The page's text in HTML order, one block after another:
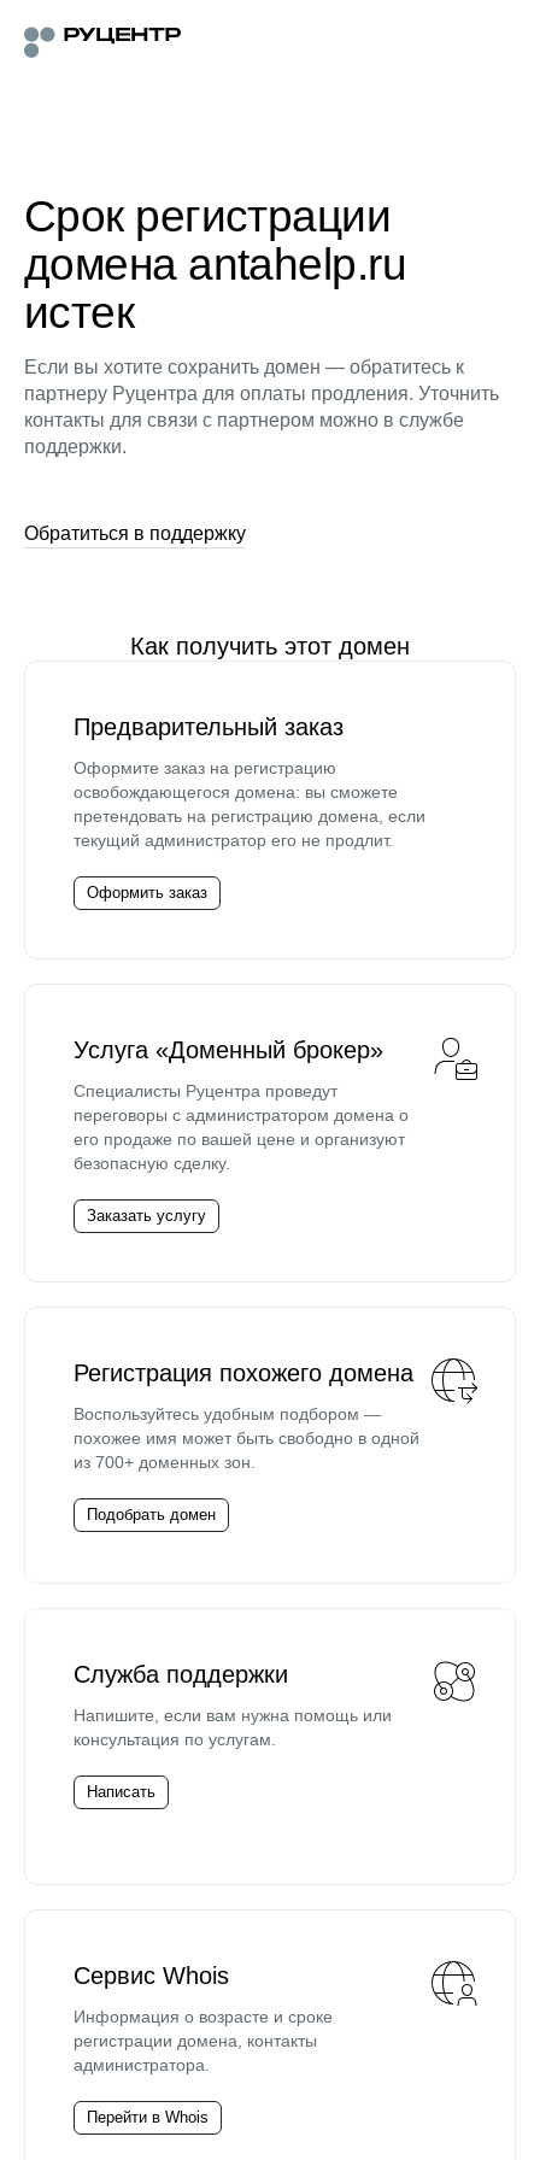
Срок регистрации
домена antahelp.ru
истек
Если вы хотите сохранить домен — обратитесь к
партнеру Руцентра для оплаты продления. Уточнить
контакты для связи с партнером можно в службе
поддержки.
Обратиться в поддержку
Как получить этот домен
Предварительный заказ
Оформите заказ на регистрацию
освобождающегося домена: вы сможете
претендовать на регистрацию домена, если
текущий администратор его не продлит.
Оформить заказ
Услуга «Доменный брокер»
Специалисты Руцентра проведут
переговоры с администратором домена о
его продаже по вашей цене и организуют
безопасную сделку.
Заказать услугу
Регистрация похожего домена
Воспользуйтесь удобным подбором —
похожее имя может быть свободно в одной
из 700+ доменных зон.
Подобрать домен
Служба поддержки
Напишите, если вам нужна помощь или
консультация по услугам.
Написать
Сервис Whois
Информация о возрасте и сроке
регистрации домена, контакты
администратора.
Перейти в Whois